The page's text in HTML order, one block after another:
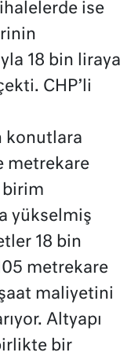
ise
18 bin liraya
CHP’li
konutlara
metrekare
birim
yükselmiş
18 bin
metrekare
maliyetini
Altyapı
bir